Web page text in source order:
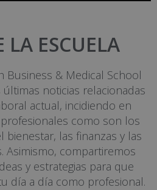
LA ESCUELA
Business & Medical School
noticias relacionadas
actual, incidiendo en
como son los
bienestar, las finanzas y las
Asimismo, compartiremos
y estrategias para que
día a día como profesional.